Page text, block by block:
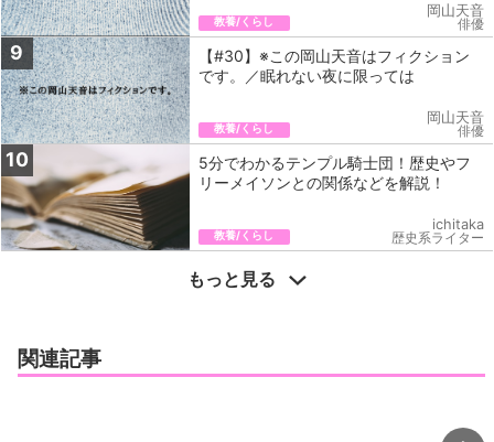
教養/くらし
岡山天音
俳優
9
【#30】※この岡山天音はフィクション
です。／眠れない夜に限っては
教養/くらし
岡山天音
俳優
10
5分でわかるテンプル騎士団！歴史やフ
リーメイソンとの関係などを解説！
教養/くらし
ichitaka
歴史系ライター
もっと見る
関連記事